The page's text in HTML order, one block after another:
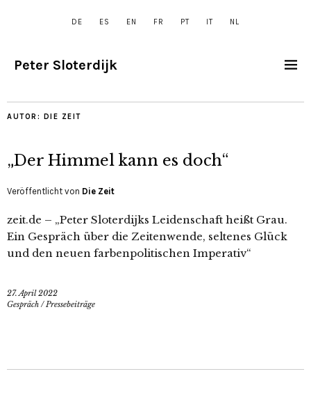
DE ES EN FR PT IT NL
Peter Sloterdijk
AUTOR: DIE ZEIT
„Der Himmel kann es doch“
Veröffentlicht von Die Zeit
zeit.de – „Peter Sloterdijks Leidenschaft heißt Grau.
Ein Gespräch über die Zeitenwende, seltenes Glück
und den neuen farbenpolitischen Imperativ“
27. April 2022
Gespräch /Pressebeiträge